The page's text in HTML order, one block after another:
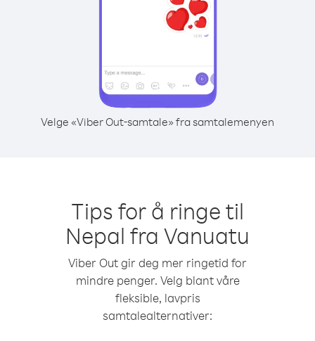
Velge «Viber Out-samtale» fra samtalemenyen
Tips for å ringe til
Nepal fra Vanuatu
Viber Out gir deg mer ringetid for
mindre penger. Velg blant våre
fleksible, lavpris
samtalealternativer: